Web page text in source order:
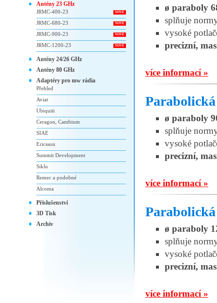
ø paraboly
splňuje
vysoké
precizní,
více informací »
ø paraboly
splňuje
vysoké
precizní,
více informací »
ø paraboly
splňuje
vysoké
precizní,
více informací »
Antény 23 GHz
NOVÉ
JRMC-400-23
NOVÉ
JRMC-680-23
NOVÉ
JRMC-900-23
NOVÉ
JRMC-1200-23
Antény 24/26 GHz
Antény 80 GHz
Adaptéry pro mw rádia
Přehled
Aviat
Ubiquiti
Ceragon, Cambium
SIAE
Ericsson
Summit Development
Siklu
Remec a podobné
Alcoma
Příslušenství
3D Tisk
Archiv